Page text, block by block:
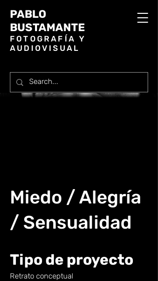
PABLO
BUSTAMANTE
FOTOGRAFÍA Y
AUDIOVISUAL
Miedo / Alegría
/ Sensualidad
Tipo de proyecto
Retrato conceptual